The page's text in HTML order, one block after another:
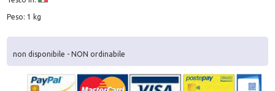
Peso: 1 kg
non disponibile - NON ordinabile